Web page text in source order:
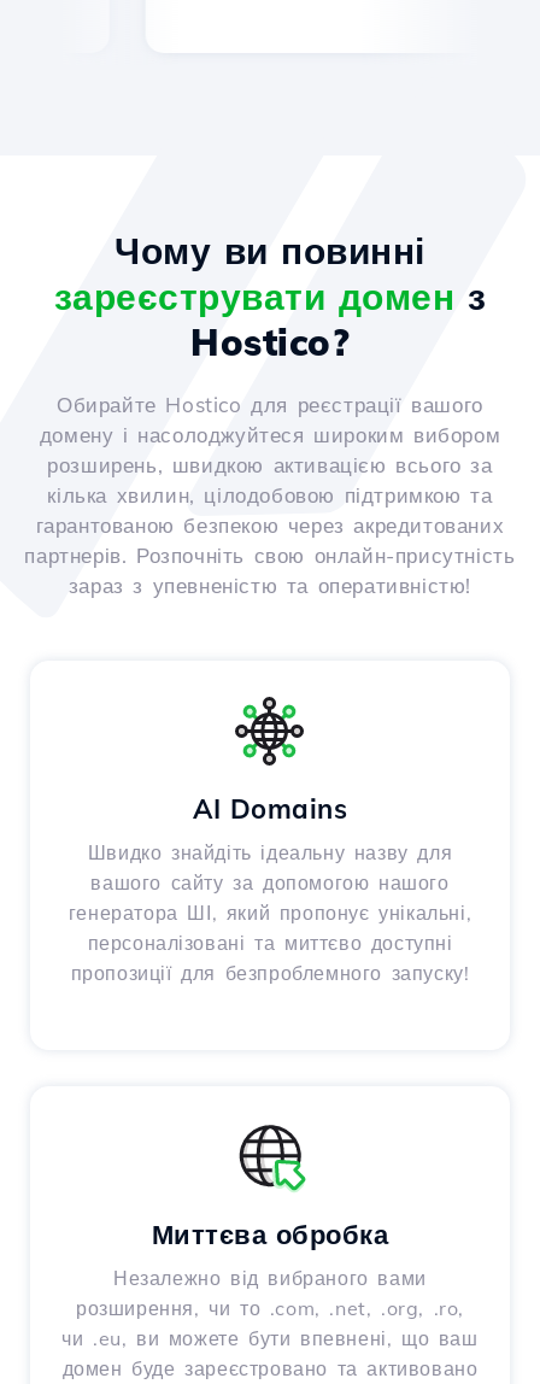
Чому ви повинні
зареєструвати домен з
Hostico?
Обирайте Hostico для реєстрації вашого
домену і насолоджуйтеся широким вибором
розширень, швидкою активацією всього за
кілька хвилин, цілодобовою підтримкою та
гарантованою безпекою через акредитованих
партнерів. Розпочніть свою онлайн-присутність
зараз з упевненістю та оперативністю!
AI Domains
Швидко знайдіть ідеальну назву для
вашого сайту за допомогою нашого
генератора ШІ, який пропонує унікальні,
персоналізовані та миттєво доступні
пропозиції для безпроблемного запуску!
Миттєва обробка
Незалежно від вибраного вами
розширення, чи то .com, .net, .org, .ro,
чи .eu, ви можете бути впевнені, що ваш
домен буде зареєстровано та активовано